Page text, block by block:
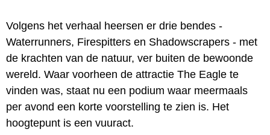
Volgens het verhaal heersen er drie bendes -
Waterrunners, Firespitters en Shadowscrapers - met
de krachten van de natuur, ver buiten de bewoonde
wereld. Waar voorheen de attractie The Eagle te
vinden was, staat nu een podium waar meermaals
per avond een korte voorstelling te zien is. Het
hoogtepunt is een vuuract.